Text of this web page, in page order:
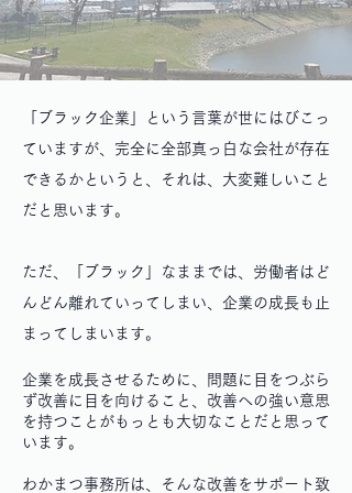
「ブラック企業」という言葉が世にはびこっ
ていますが、完全に全部真っ白な会社が存在
できるかというと、それは、大変難しいこと
だと思います。
ただ、「ブラック」なままでは、労働者はど
んどん離れていってしまい、企業の成長も止
まってしまいます。
企業を成長させるために、問題に目をつぶら
ず改善に目を向けること、改善への強い意思
を持つことがもっとも大切なことだと思って
います。
わかまつ事務所は、そんな改善をサポート致